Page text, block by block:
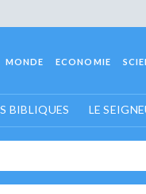
MONDE ECONOMIE
BIBLIQUES LE